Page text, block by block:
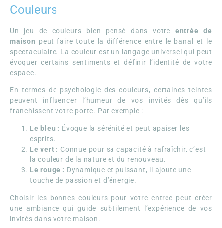
Couleurs
Un jeu de couleurs bien pensé dans votre entrée de
maison peut faire toute la différence entre le banal et le
spectaculaire. La couleur est un langage universel qui peut
évoquer certains sentiments et définir l’identité de votre
espace.
En termes de psychologie des couleurs, certaines teintes
peuvent influencer l’humeur de vos invités dès qu’ils
franchissent votre porte. Par exemple :
Le bleu : Évoque la sérénité et peut apaiser les
esprits.
Le vert : Connue pour sa capacité à rafraîchir, c’est
la couleur de la nature et du renouveau.
Le rouge : Dynamique et puissant, il ajoute une
touche de passion et d’énergie.
Choisir les bonnes couleurs pour votre entrée peut créer
une ambiance qui guide subtilement l’expérience de vos
invités dans votre maison.